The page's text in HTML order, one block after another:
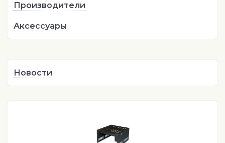
Производители
Аксессуары
Новости